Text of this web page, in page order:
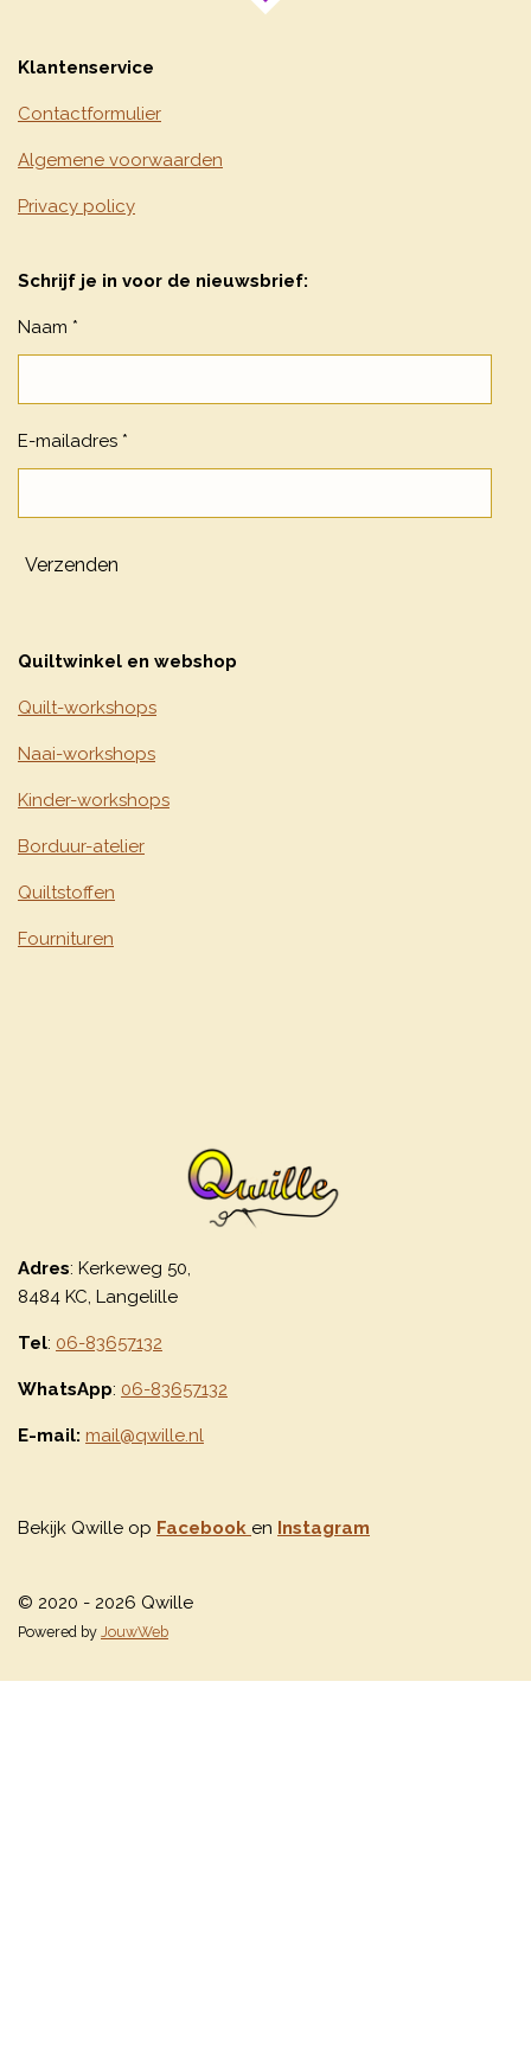
Klantenservice
Contactformulier
Algemene voorwaarden
Privacy policy
Schrijf je in voor de nieuwsbrief:
Naam *
E-mailadres *
Verzenden
Quiltwinkel en webshop
Quilt-workshops
Naai-workshops
Kinder-workshops
Borduur-atelier
Quiltstoffen
Fournituren
Adres: Kerkeweg 50,
8484 KC, Langelille
Tel: 06-83657132
WhatsApp: 06-83657132
E-mail: mail@qwille.nl
Bekijk Qwille op Facebook en Instagram
© 2020 - 2026 Qwille
Powered by JouwWeb